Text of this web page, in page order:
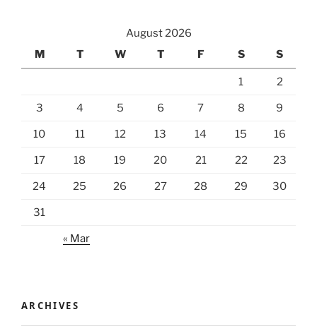
August 2026
M
T W T F S S
1 2
3 4 5 6 7 8 9
10 11 12 13 14 15 16
17 18 19 20 21 22 23
24 25 26 27 28 29 30
31
« Mar
ARCHIVES